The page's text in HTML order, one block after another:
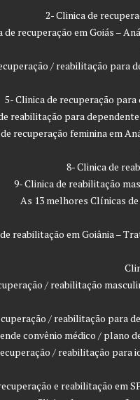
2- Clinica de
de recuperação em Goiás –
/ reabilitação para
5- Clinica de recuperação
reabilitação para
de recuperação feminina em
8- Clinica de
9- Clinica de reabilitação
As 13 melhores Clínicas
reabilitação em Goiânia –
/ reabilitação
/ reabilitação para
convênio médico / plano
/ reabilitação para
e reabilitação em